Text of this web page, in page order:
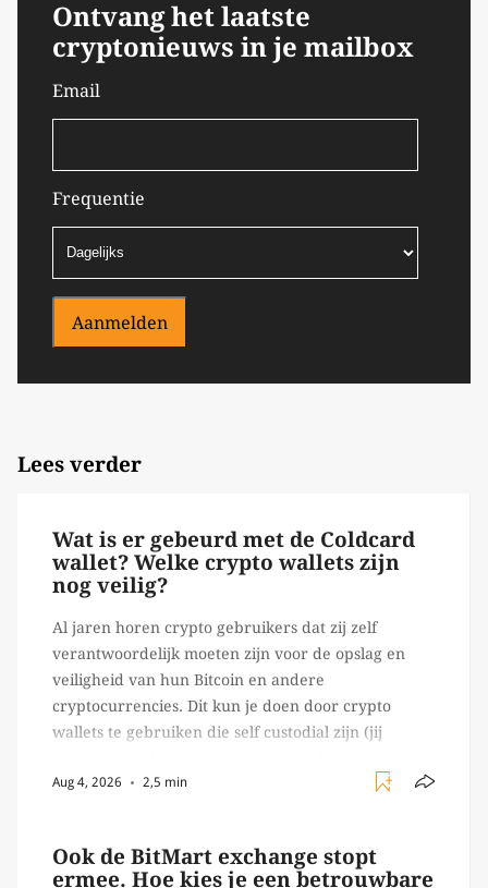
Ontvang het laatste
cryptonieuws in je mailbox
Email
Frequentie
Aanmelden
Lees verder
Wat is er gebeurd met de Coldcard
wallet? Welke crypto wallets zijn
nog veilig?
Al jaren horen crypto gebruikers dat zij zelf
verantwoordelijk moeten zijn voor de opslag en
veiligheid van hun Bitcoin en andere
cryptocurrencies. Dit kun je doen door crypto
wallets te gebruiken die self custodial zijn (jij
Ledger of Trezor bijvoorbeeld. Echter, op 29 juli
Aug 4, 2026 2,5 min
Ook de BitMart exchange stopt
ermee. Hoe kies je een betrouwbare